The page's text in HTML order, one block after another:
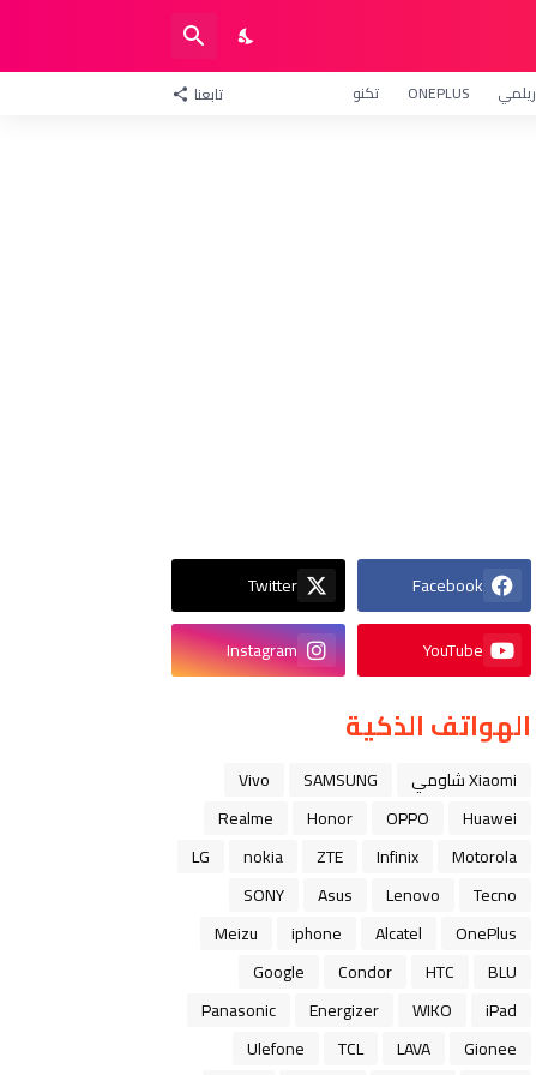
ريلمي ONEPLUS تكنو تابعنا
Facebook
Twitter
YouTube
Instagram
الهواتف الذكية
Xiaomi شاومي SAMSUNG
Vivo
Huawei
OPPO
Honor
Realme
Motorola
Infinix
ZTE
nokia
LG
Tecno
Lenovo
Asus
SONY
OnePlus
Alcatel
iphone
Meizu
BLU
HTC
Condor
Google
iPad
WIKO
Energizer
Panasonic
Gionee
LAVA
TCL
Ulefone